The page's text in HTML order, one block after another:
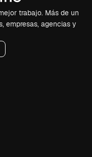
trabajo. Más de un
empresas, agencias y